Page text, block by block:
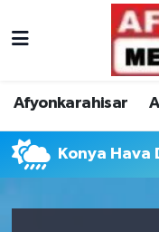
Afyonkarahisar
Konya Hava
Nöbetçi
Trafik Durumu
Süper Lig